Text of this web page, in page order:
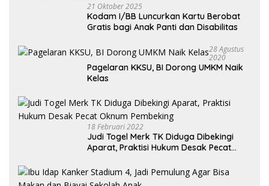
21 Oktober 2025
Kodam I/BB Luncurkan Kartu Berobat
Gratis bagi Anak Panti dan Disabilitas
28 Agustus
2020
Pagelaran KKSU, BI Dorong UMKM Naik
Kelas
18 Februari 2022
Judi Togel Merk TK Diduga Dibekingi
Aparat, Praktisi Hukum Desak Pecat